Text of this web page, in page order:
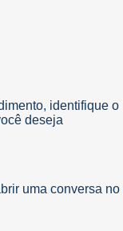
identifique o
deseja
uma conversa no